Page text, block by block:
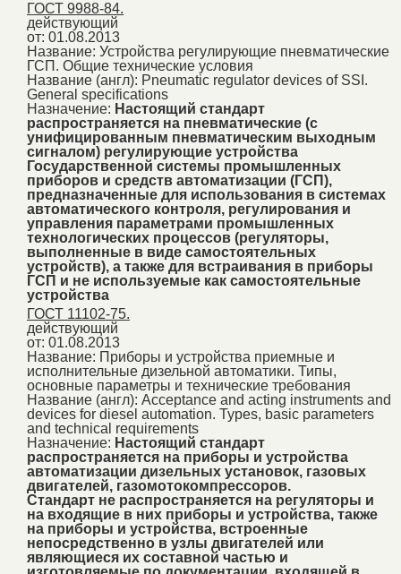
ГОСТ 9988-84.
действующий
от: 01.08.2013
Название: Устройства регулирующие пневматические
ГСП. Общие технические условия
Название (англ): Pneumatic regulator devices of SSI.
General specifications
Назначение: Настоящий стандарт
распространяется на пневматические (с
унифицированным пневматическим выходным
сигналом) регулирующие устройства
Государственной системы промышленных
приборов и средств автоматизации (ГСП),
предназначенные для использования в системах
автоматического контроля, регулирования и
управления параметрами промышленных
технологических процессов (регуляторы,
выполненные в виде самостоятельных
устройств), а также для встраивания в приборы
ГСП и не используемые как самостоятельные
устройства
ГОСТ 11102-75.
действующий
от: 01.08.2013
Название: Приборы и устройства приемные и
исполнительные дизельной автоматики. Типы,
основные параметры и технические требования
Название (англ): Acceptance and acting instruments and
devices for diesel automation. Types, basic parameters
and technical requirements
Назначение: Настоящий стандарт
распространяется на приборы и устройства
автоматизации дизельных установок, газовых
двигателей, газомотокомпрессоров.
Стандарт не распространяется на регуляторы и
на входящие в них приборы и устройства, также
на приборы и устройства, встроенные
непосредственно в узлы двигателей или
являющиеся их составной частью и